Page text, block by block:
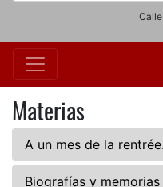
Materias
A un mes de la
Biografías y memorias